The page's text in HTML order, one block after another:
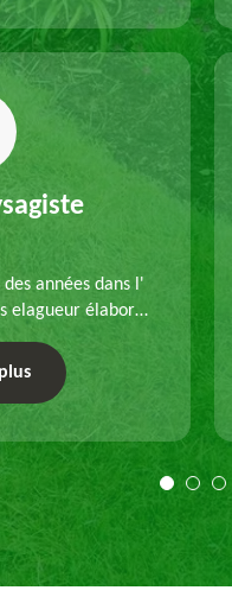
années dans l'
elagueur élabore
paysager et
Devis gratuit et